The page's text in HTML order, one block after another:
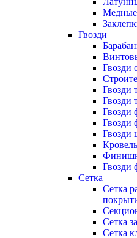
Медные
Гвозди
Гвозди
Гвозди
Гвозди
Гвозди
Гвозди
Гвозди
Сетка
Сетка
Сетка
Сетка